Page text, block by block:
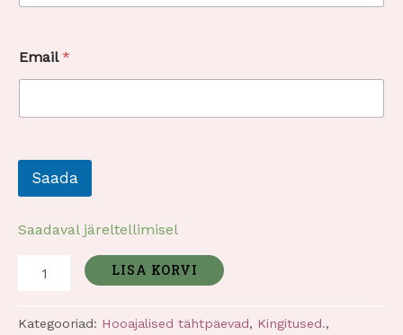
s
v
i
Email*
Saada
Saadaval järeltellimisel
LISA KORVI
Kategooriad: Hooajalised tähtpäevad, Kingitused.,